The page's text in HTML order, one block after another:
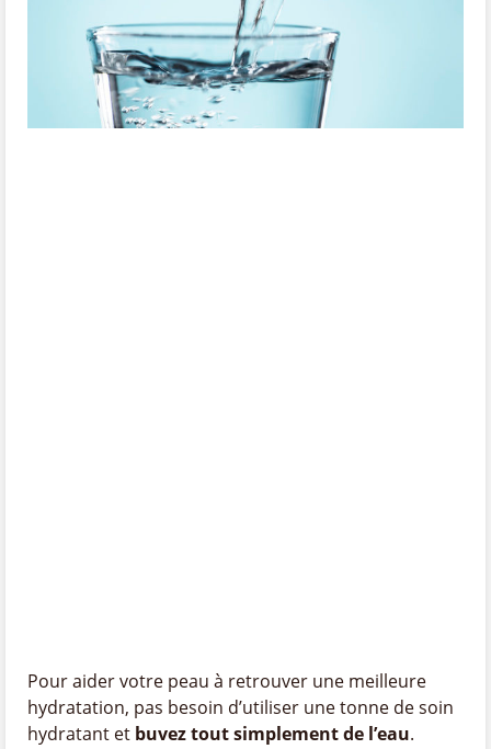
Pour aider votre peau à retrouver une meilleure
hydratation, pas besoin d’utiliser une tonne de soin
hydratant et buvez tout simplement de l’eau.